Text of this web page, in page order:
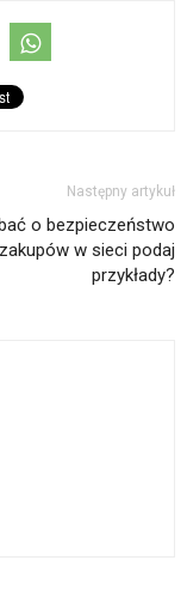
Następny artykuł
o bezpieczeństwo
zakupów w sieci podaj
przykłady?